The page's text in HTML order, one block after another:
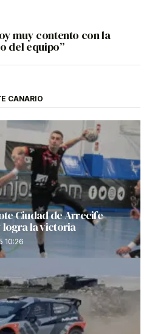
muy contento con la
del equipo”
CANARIO
Ciudad de Arrecife
logra la victoria
10:26